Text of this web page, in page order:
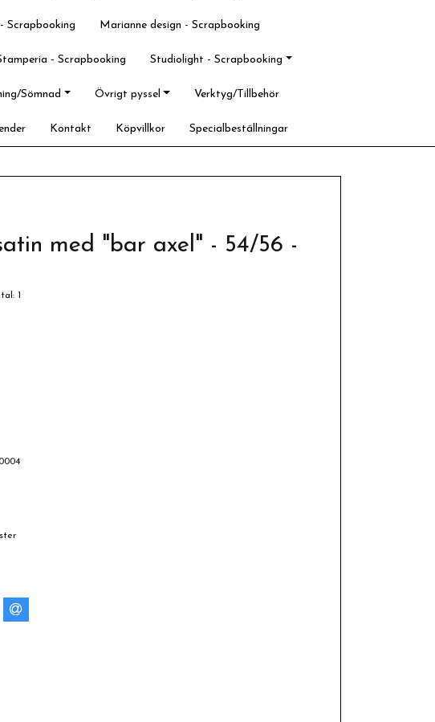
Scrapbooking Marianne design - Scrapbooking
- Scrapbooking Studiolight - Scrapbooking
Sömnad Övrigt pyssel Verktyg/Tillbehör
Kontakt Köpvillkor Specialbeställningar
med "bar axel" - 54/56 -
1